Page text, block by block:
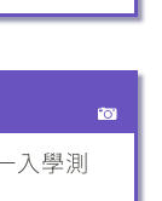
入學測